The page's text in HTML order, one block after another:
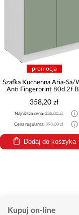
promocja
Szafka Kuchenna Aria-Sa/
Anti Fingerprint 80d 2f
358,20 zł
Najniższa cena: 398,00 zł
Cena regularna: 398,00 zł
Dodaj do koszyka
Kupuj on-line